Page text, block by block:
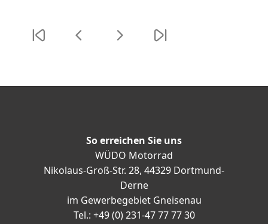
So erreichen Sie uns
WÜDO Motorrad
Nikolaus-Groß-Str. 28, 44329 Dortmund-
Derne
im Gewerbegebiet Gneisenau
Tel.: +49 (0) 231-47 77 77 30